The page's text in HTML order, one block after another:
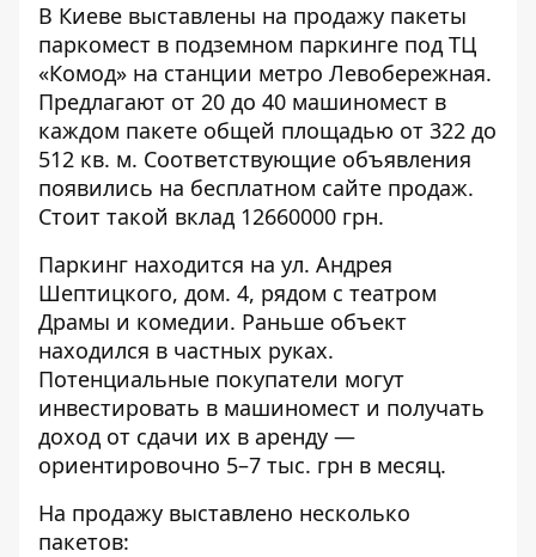
В Киеве выставлены на продажу пакеты
паркомест в подземном паркинге под ТЦ
«Комод» на станции метро Левобережная.
Предлагают от 20 до 40 машиномест в
каждом пакете общей площадью от 322 до
512 кв. м. Соответствующие объявления
появились на бесплатном сайте продаж.
Стоит такой вклад 12660000 грн.
Паркинг находится на ул. Андрея
Шептицкого, дом. 4, рядом с театром
Драмы и комедии. Раньше объект
находился в частных руках.
Потенциальные покупатели могут
инвестировать в машиномест и получать
доход от сдачи их в аренду —
ориентировочно 5–7 тыс. грн в месяц.
На продажу выставлено несколько
пакетов: